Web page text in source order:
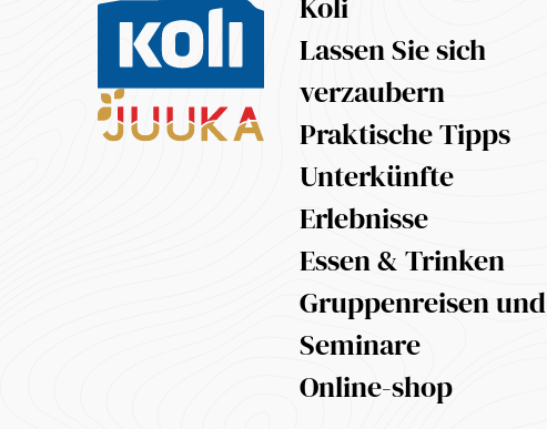
Lassen Sie sich
verzaubern
Praktische Tipps
Unterkünfte
Erlebnisse
Essen & Trinken
Gruppenreisen und
Seminare
Online-shop